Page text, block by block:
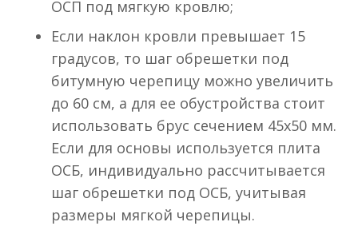
ОСП под мягкую кровлю;
Если наклон кровли превышает 15
градусов, то шаг обрешетки под
битумную черепицу можно увеличить
до 60 см, а для ее обустройства стоит
использовать брус сечением 45х50 мм.
Если для основы используется плита
ОСБ, индивидуально рассчитывается
шаг обрешетки под ОСБ, учитывая
размеры мягкой черепицы.